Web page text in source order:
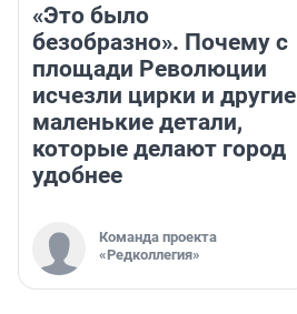
«Это было
безобразно». Почему с
площади Революции
исчезли цирки и другие
маленькие детали,
которые делают город
удобнее
Команда проекта
«Редколлегия»